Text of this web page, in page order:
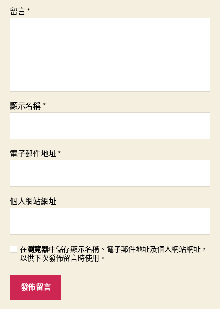
留言*
顯示名稱*
電子郵件地址*
個人網站網址
在瀏覽器中儲存顯示名稱、電子郵件地址及個人網站網址，
以供下次發佈留言時使用。